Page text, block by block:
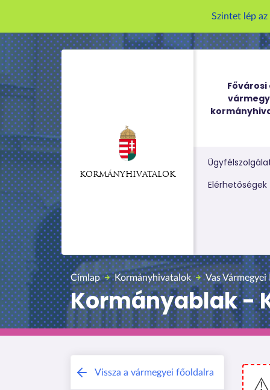
Szintet lép
KORMÁNYHIVATALOK
Fővárosi
Kereső
Elérhetőségek
Címlap Kormányhivatalok Vas
Kormányablak -
Vissza a vármegyei főoldalra
⚠️